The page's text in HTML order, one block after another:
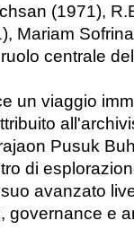
(1971),
Mariam
centrale
un viaggio
Pusuk
di
avanzato
governance e